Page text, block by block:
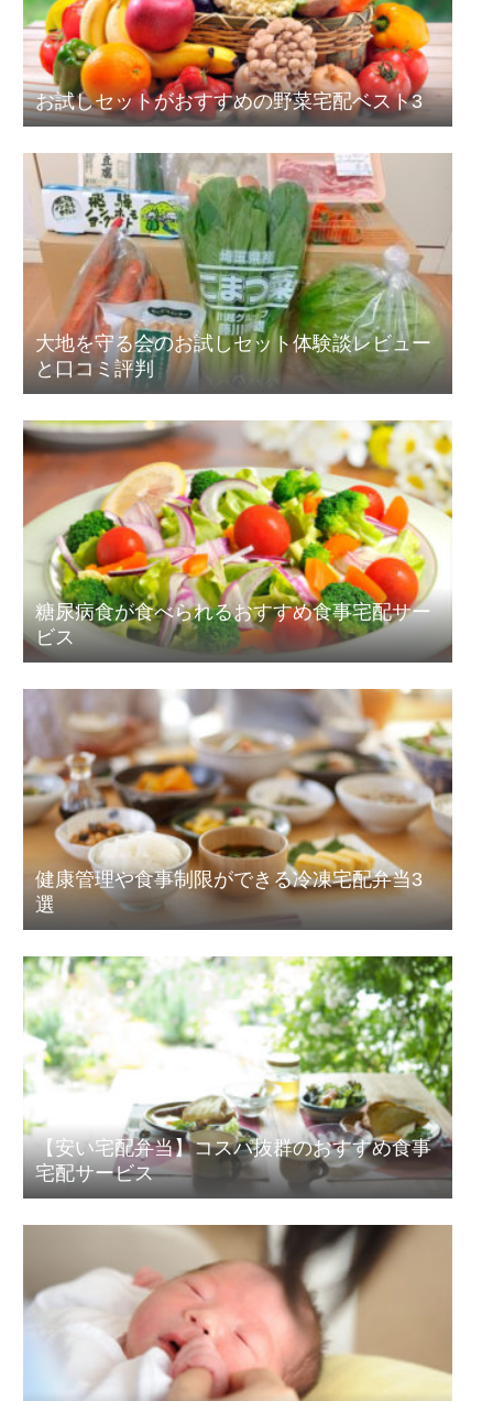
お試しセットがおすすめの野菜宅配ベスト3
大地を守る会のお試しセット体験談レビュー
と口コミ評判
糖尿病食が食べられるおすすめ食事宅配サー
ビス
健康管理や食事制限ができる冷凍宅配弁当3
選
【安い宅配弁当】コスパ抜群のおすすめ食事
宅配サービス